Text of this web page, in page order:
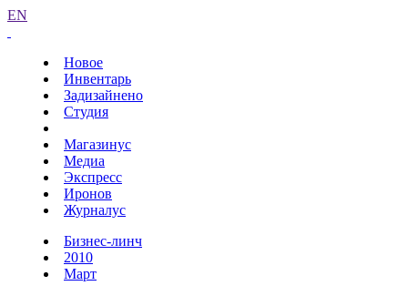
EN
Новое
Инвентарь
Задизайнено
Студия
Магазинус
Медиа
Экспресс
Иронов
Журналус
Бизнес-линч
2010
Март